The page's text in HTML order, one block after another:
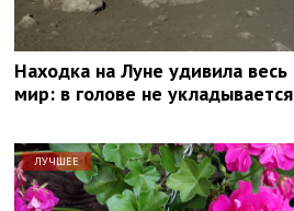
Находка на Луне удивила весь
мир: в голове не укладывается
ЛУЧШЕЕ